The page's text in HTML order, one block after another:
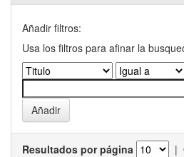
Añadir filtros:
Usa los filtros para afinar la
Resultados por página |